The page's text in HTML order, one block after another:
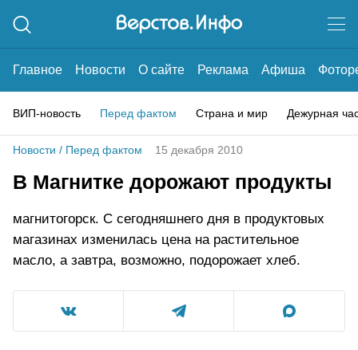
Главное Новости О сайте Реклама Афиша
ВИП-новость Перед фактом Страна и мир Дежурная
Новости / Перед фактом 15 декабря 2010
В Магнитке дорожают продукты
магнитогорск. С сегодняшнего дня в продуктовых
магазинах изменилась цена на растительное
масло, а завтра, возможно, подорожает хлеб.